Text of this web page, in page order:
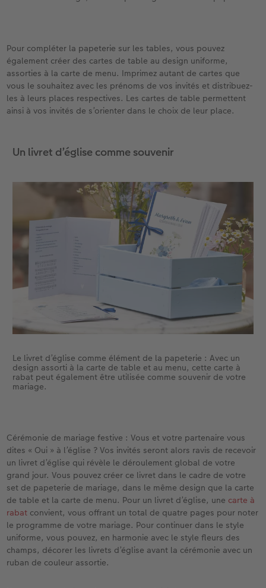
Pour compléter la papeterie sur les tables, vous pouvez
également créer des cartes de table au design uniforme,
assorties à la carte de menu. Imprimez autant de cartes que
vous le souhaitez avec les prénoms de vos invités et distribuez-
les à leurs places respectives. Les cartes de table permettent
ainsi à vos invités de s’orienter dans le choix de leur place.
Un livret d’église comme souvenir
Le livret d’église comme élément de la papeterie : Avec un
design assorti à la carte de table et au menu, cette carte à
rabat peut également être utilisée comme souvenir de votre
mariage.
Cérémonie de mariage festive : Vous et votre partenaire vous
dites « Oui » à l’église ? Vos invités seront alors ravis de recevoir
un livret d’église qui révèle le déroulement global de votre
grand jour. Vous pouvez créer ce livret dans le cadre de votre
set de papeterie de mariage, dans le même design que la carte
de table et la carte de menu. Pour un livret d’église, une carte à
rabat convient, vous offrant un total de quatre pages pour noter
le programme de votre mariage. Pour continuer dans le style
uniforme, vous pouvez, en harmonie avec le style fleurs des
champs, décorer les livrets d’église avant la cérémonie avec un
ruban de couleur assortie.